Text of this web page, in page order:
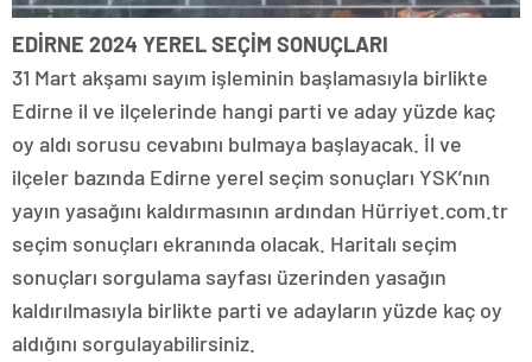
EDİRNE 2024 YEREL SEÇİM SONUÇLARI
31 Mart akşamı sayım işleminin başlamasıyla birlikte
Edirne il ve ilçelerinde hangi parti ve aday yüzde kaç
oy aldı sorusu cevabını bulmaya başlayacak. İl ve
ilçeler bazında Edirne yerel seçim sonuçları YSK’nın
yayın yasağını kaldırmasının ardından Hürriyet.com.tr
seçim sonuçları ekranında olacak. Haritalı seçim
sonuçları sorgulama sayfası üzerinden yasağın
kaldırılmasıyla birlikte parti ve adayların yüzde kaç oy
aldığını sorgulayabilirsiniz.